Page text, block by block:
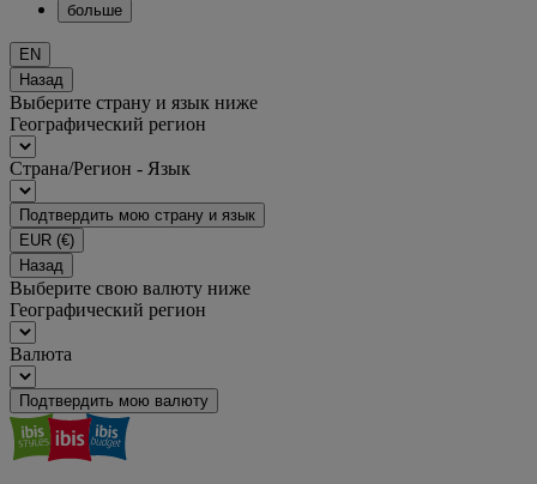
больше
EN
Назад
Выберите страну и язык ниже
Географический регион
Страна/Регион - Язык
Подтвердить мою страну и язык
EUR (€)
Назад
Выберите свою валюту ниже
Географический регион
Валюта
Подтвердить мою валюту